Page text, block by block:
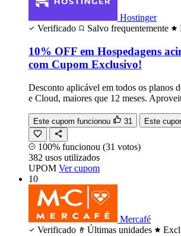
Hostinger
Verificado
Salvo frequentemente
10% OFF em Hospedagens
com Cupom Exclusivo!
Desconto aplicável em todos os planos
e Cloud, maiores que 12 meses.
Este cupom funcionou 31 Este
100% funcionou (31 votos)
382 usos utilizados
UPOM Ver cupom
10
Mercafé
Verificado
Últimas unidades